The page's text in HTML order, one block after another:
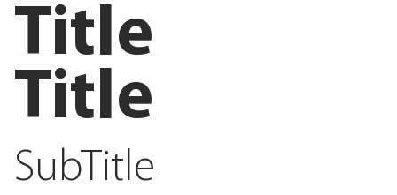
Title
Title
SubTitle